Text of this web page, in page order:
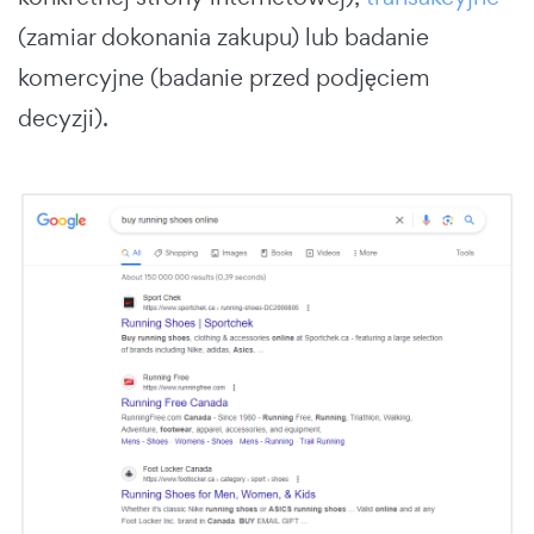
(zamiar dokonania zakupu) lub badanie
komercyjne (badanie przed podjęciem
decyzji).